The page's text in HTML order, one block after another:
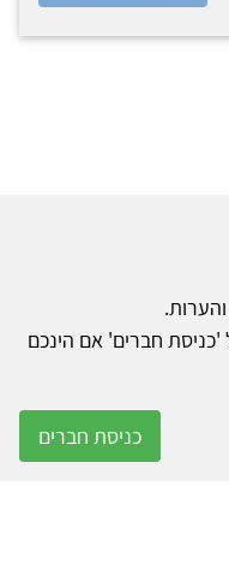
'כניסת חברים' אם הינכם
כניסת חברים